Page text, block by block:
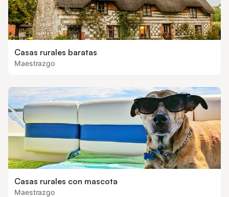
Casas rurales baratas
Maestrazgo
Casas rurales con mascota
Maestrazgo